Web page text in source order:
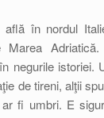
în nordul
Marea
negurile istoriei.
de tireni, alţii
fi umbri. E